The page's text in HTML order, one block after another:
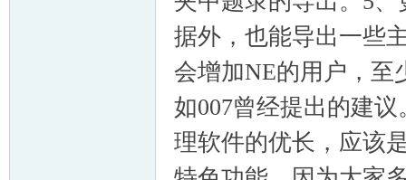
据外，也能导出一些
会增加NE的用户，至
如007曾经提出的建
理软件的优长，应该